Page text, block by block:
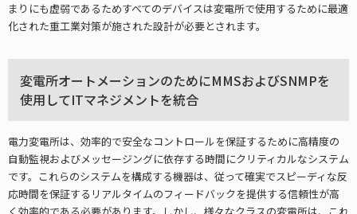
まりにも虚弱であるためすべてのデバイスは変電所で使用するために最適
化された重工業対策が施された設計が必要とされます。
変電所オートメーションのためにMMSおよびSNMPを
使用してITマネジメントを統合
電力変電所は、効率的で安全なコントロールを保証するために高精度の
自動監視およびメッセージングに依存する時間にクリティカルなシステム
です。これらのシステムを構成する機器は、従って確実でスピーディな反
応時間を保証するリアルタイムのフィードバックを提供する信頼性が高